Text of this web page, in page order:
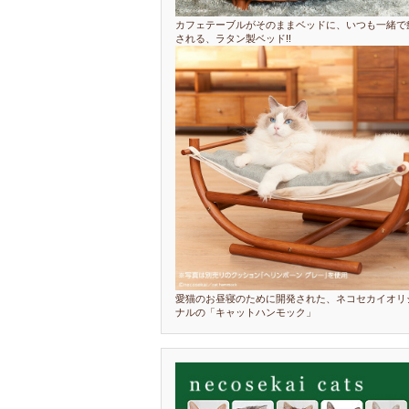
カフェテーブルがそのままベッドに、いつも一緒で
される、ラタン製ベッド!!
愛猫のお昼寝のために開発された、ネコセカイオリ
ナルの「キャットハンモック」